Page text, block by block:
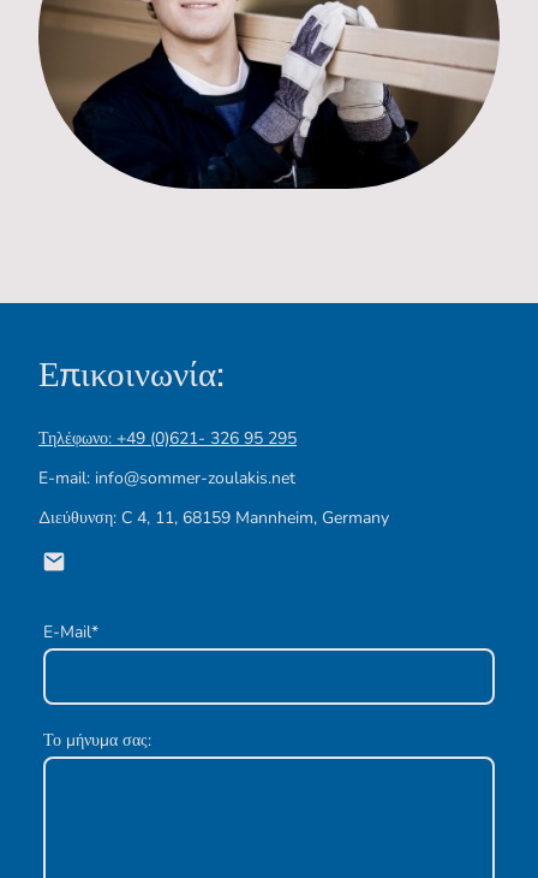
Επικοινωνία:
Τηλέφωνο: +49 (0)621- 326 95 295
E-mail: info@sommer-zoulakis.net
Διεύθυνση: C 4, 11, 68159 Mannheim, Germany
E-Mail*
Το μήνυμα σας: